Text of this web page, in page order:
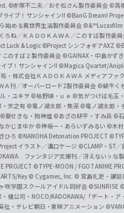
©赤塚不二夫／おそ松さん製作委員会 ©高
イブ！サンシャイン!! ©BanG Dream!
始める異世界生活製作委員会 ©&™Lucasfilm
ね／ＫＡＤＯＫＡＷＡ／このすば製作委員
Luck & Logic ©Project シンフォギアAXZ
のすば２製作委員会 ©GAINAX・中島かず
ブ！サンシャイン!! ©Magica Quartet/
・株式会社ＫＡＤＯＫＡＷＡ メディアファ
Ａ刊／オーバーロード2製作委員会 ©蝸牛く
・ユキヲ ©枯野瑛・ｕｅ ©気がつけば毛玉
天之有 ©竜ノ湖太郎・焦茶 ©竜ノ湖太郎・
©葵せきな・狗神煌 ©あざの耕平・すみ兵 ©
かじまゆか ©神坂一・あらいずみるい ©木
ひろ ©NANOHA Detonation PROJECT
イラスト／溝口ケージ ©CLAMP・ST／
ファンタジア文庫刊／冴えない♭な
PROJECT ©TYPE-MOON / FGO7 ANIME
Key © Cygames, Inc. © 宮島礼吏・講談
咲学園スクールアイドル同好会 ©SUNRISE
橘公司・NOCO/KADOKAWA/「デート・ア
社・テレビ朝日・東映アニメーション